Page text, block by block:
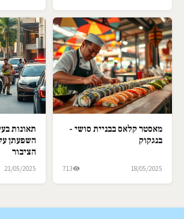
מאסטר קלאס בבניית סושי -
בנגקוק
18/05/2025
713
תאונות
השפעתן
הציבור
21/05/2025